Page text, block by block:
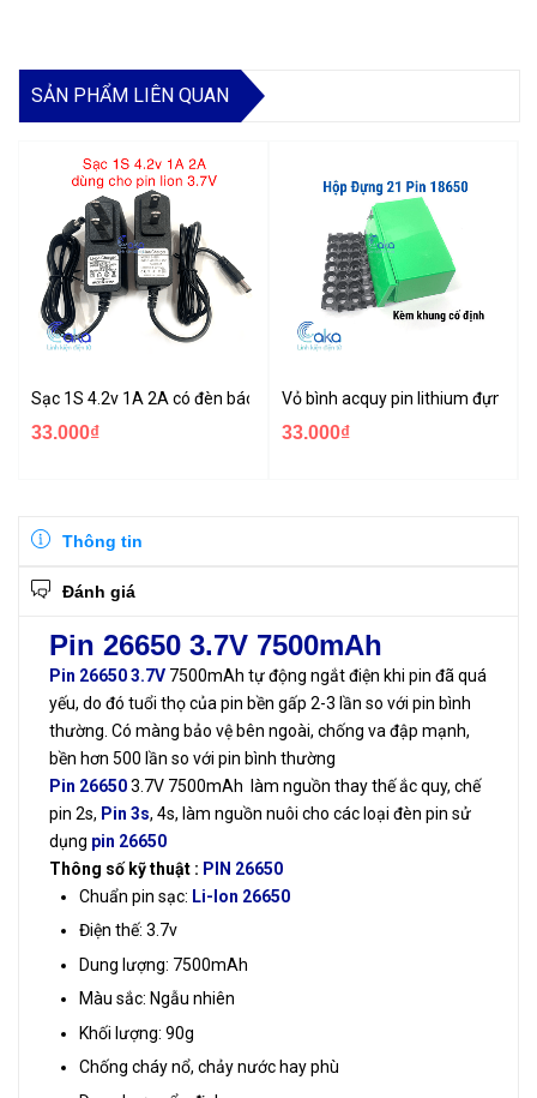
SẢN PHẨM LIÊN QUAN
Sạc 1S 4.2v 1A 2A có đèn báo đầy chuyên sạc pin Li-ion 3.7v
33.000₫
Vỏ bình acquy pin lithium đựng
33.000₫
Thông tin
Đánh giá
Pin 26650 3.7V 7500mAh
Pin 26650 3.7V 7500mAh tự động ngắt điện khi pin đã quá
yếu, do đó tuổi thọ của pin bền gấp 2-3 lần so với pin bình
thường. Có màng bảo vệ bên ngoài, chống va đập mạnh,
bền hơn 500 lần so với pin bình thường
Pin 266503.7V 7500mAh làm nguồn thay thế ắc quy, chế
pin 2s, Pin 3s, 4s, làm nguồn nuôi cho các loại đèn pin sử
dụng pin 26650
Thông số kỹ thuật : PIN 26650
Chuẩn pin sạc: Li-Ion 26650
Điện thế: 3.7v
Dung lượng: 7500mAh
Màu sắc: Ngẫu nhiên
Khối lượng: 90g
Chống cháy nổ, chảy nước hay phù